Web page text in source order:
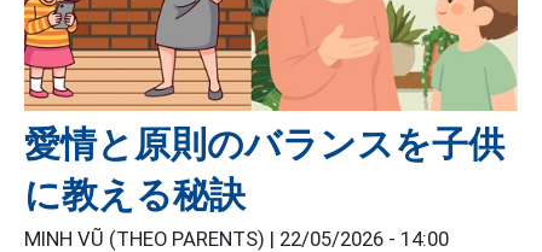
愛情と原則のバランスを子供
に教える秘訣
MINH VŨ (THEO PARENTS) | 22/05/2026 - 14:00